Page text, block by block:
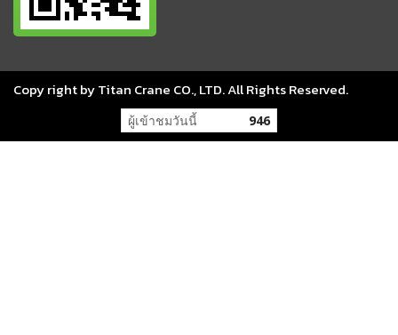
Copy right by Titan Crane CO., LTD. All Rights Reserved.
ผู้เข้าชมวันนี้ 946